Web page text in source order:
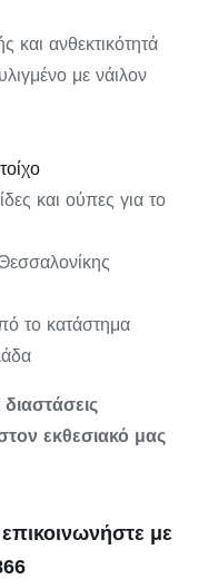
και ανθεκτικότητά
με νάιλον
και ούπες για το
το κατάστημα
εκθεσιακό μας
με